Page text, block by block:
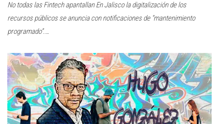
No todas las Fintech apantallan En Jalisco la digitalización de los
recursos públicos se anuncia con notificaciones de “mantenimiento
programado”.…